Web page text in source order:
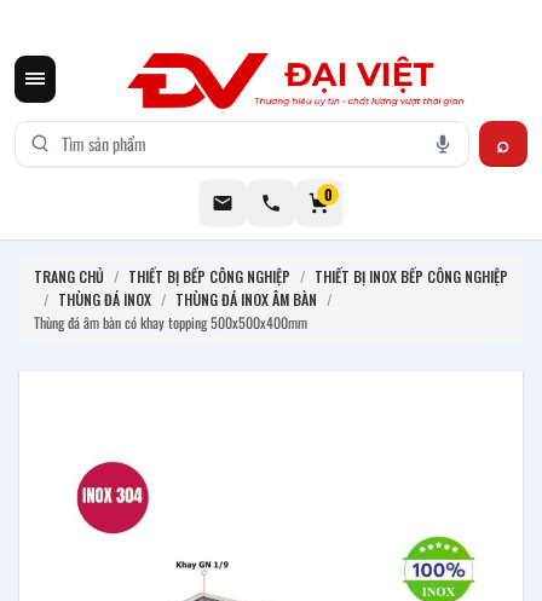
0
TRANG CHỦ / THIẾT BỊ BẾP CÔNG NGHIỆP / THIẾT BỊ INOX BẾP CÔNG NGHIỆP
/ THÙNG ĐÁ INOX / THÙNG ĐÁ INOX ÂM BÀN /
Thùng đá âm bàn có khay topping 500x500x400mm